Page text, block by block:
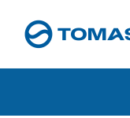
Inhalt
springen